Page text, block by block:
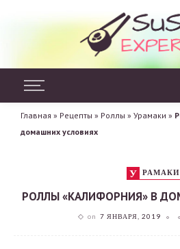
Главная » Рецепты » Роллы » Урамаки »
домашних условиях
УРАМАКИ
РОЛЛЫ «КАЛИФОРНИЯ» В
on 7 ЯНВАРЯ, 2019